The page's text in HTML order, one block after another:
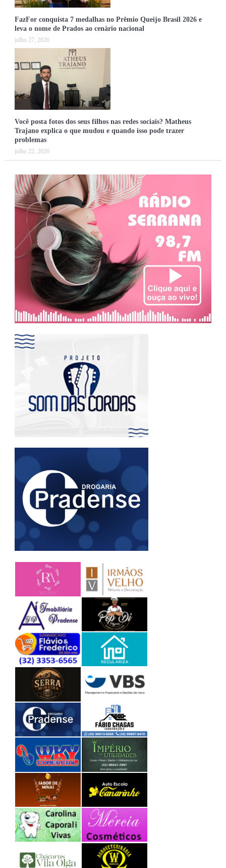
FazFor conquista 7 medalhas no Prêmio Queijo Brasil 2026 e
leva o nome de Prados ao cenário nacional
julho 27, 2026
Você posta fotos dos seus filhos nas redes sociais? Matheus
Trajano explica o que mudou e quando isso pode trazer
problemas
julho 22, 2026